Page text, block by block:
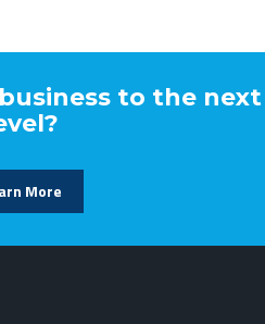
to the next
More